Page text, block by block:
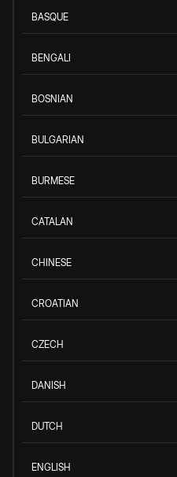
BASQUE
BENGALI
BOSNIAN
BULGARIAN
BURMESE
CATALAN
CHINESE
CROATIAN
CZECH
DANISH
DUTCH
ENGLISH